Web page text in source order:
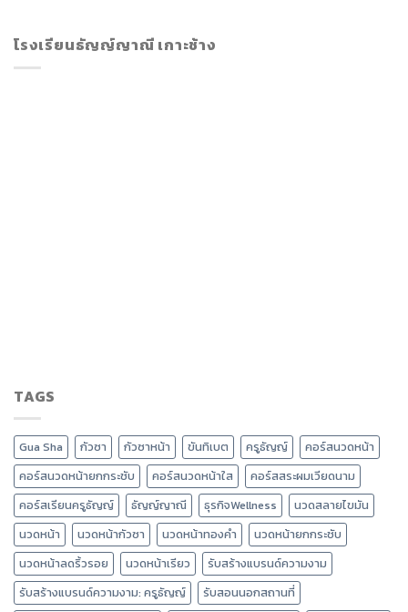
โรงเรียนธัญญ์ญาณี เกาะช้าง
TAGS
Gua Sha กัวซา กัวซาหน้า ขันทิเบต ครูธัญญ์
คอร์สนวดหน้า
คอร์สนวดหน้ายกกระชับ
คอร์สนวดหน้าใส
คอร์สสระผมเวียดนาม
คอร์สเรียนครูธัญญ์
ธัญญ์ญาณี ธุรกิจWellness
นวดสลายไขมัน
นวดหน้า
นวดหน้ากัวซา นวดหน้าทองคำ
นวดหน้ายกกระชับ
นวดหน้าลดริ้วรอย
นวดหน้าเรียว
รับสร้างแบรนด์ความงาม
รับสร้างแบรนด์ความงาม: ครูธัญญ์
รับสอนนอกสถานที่